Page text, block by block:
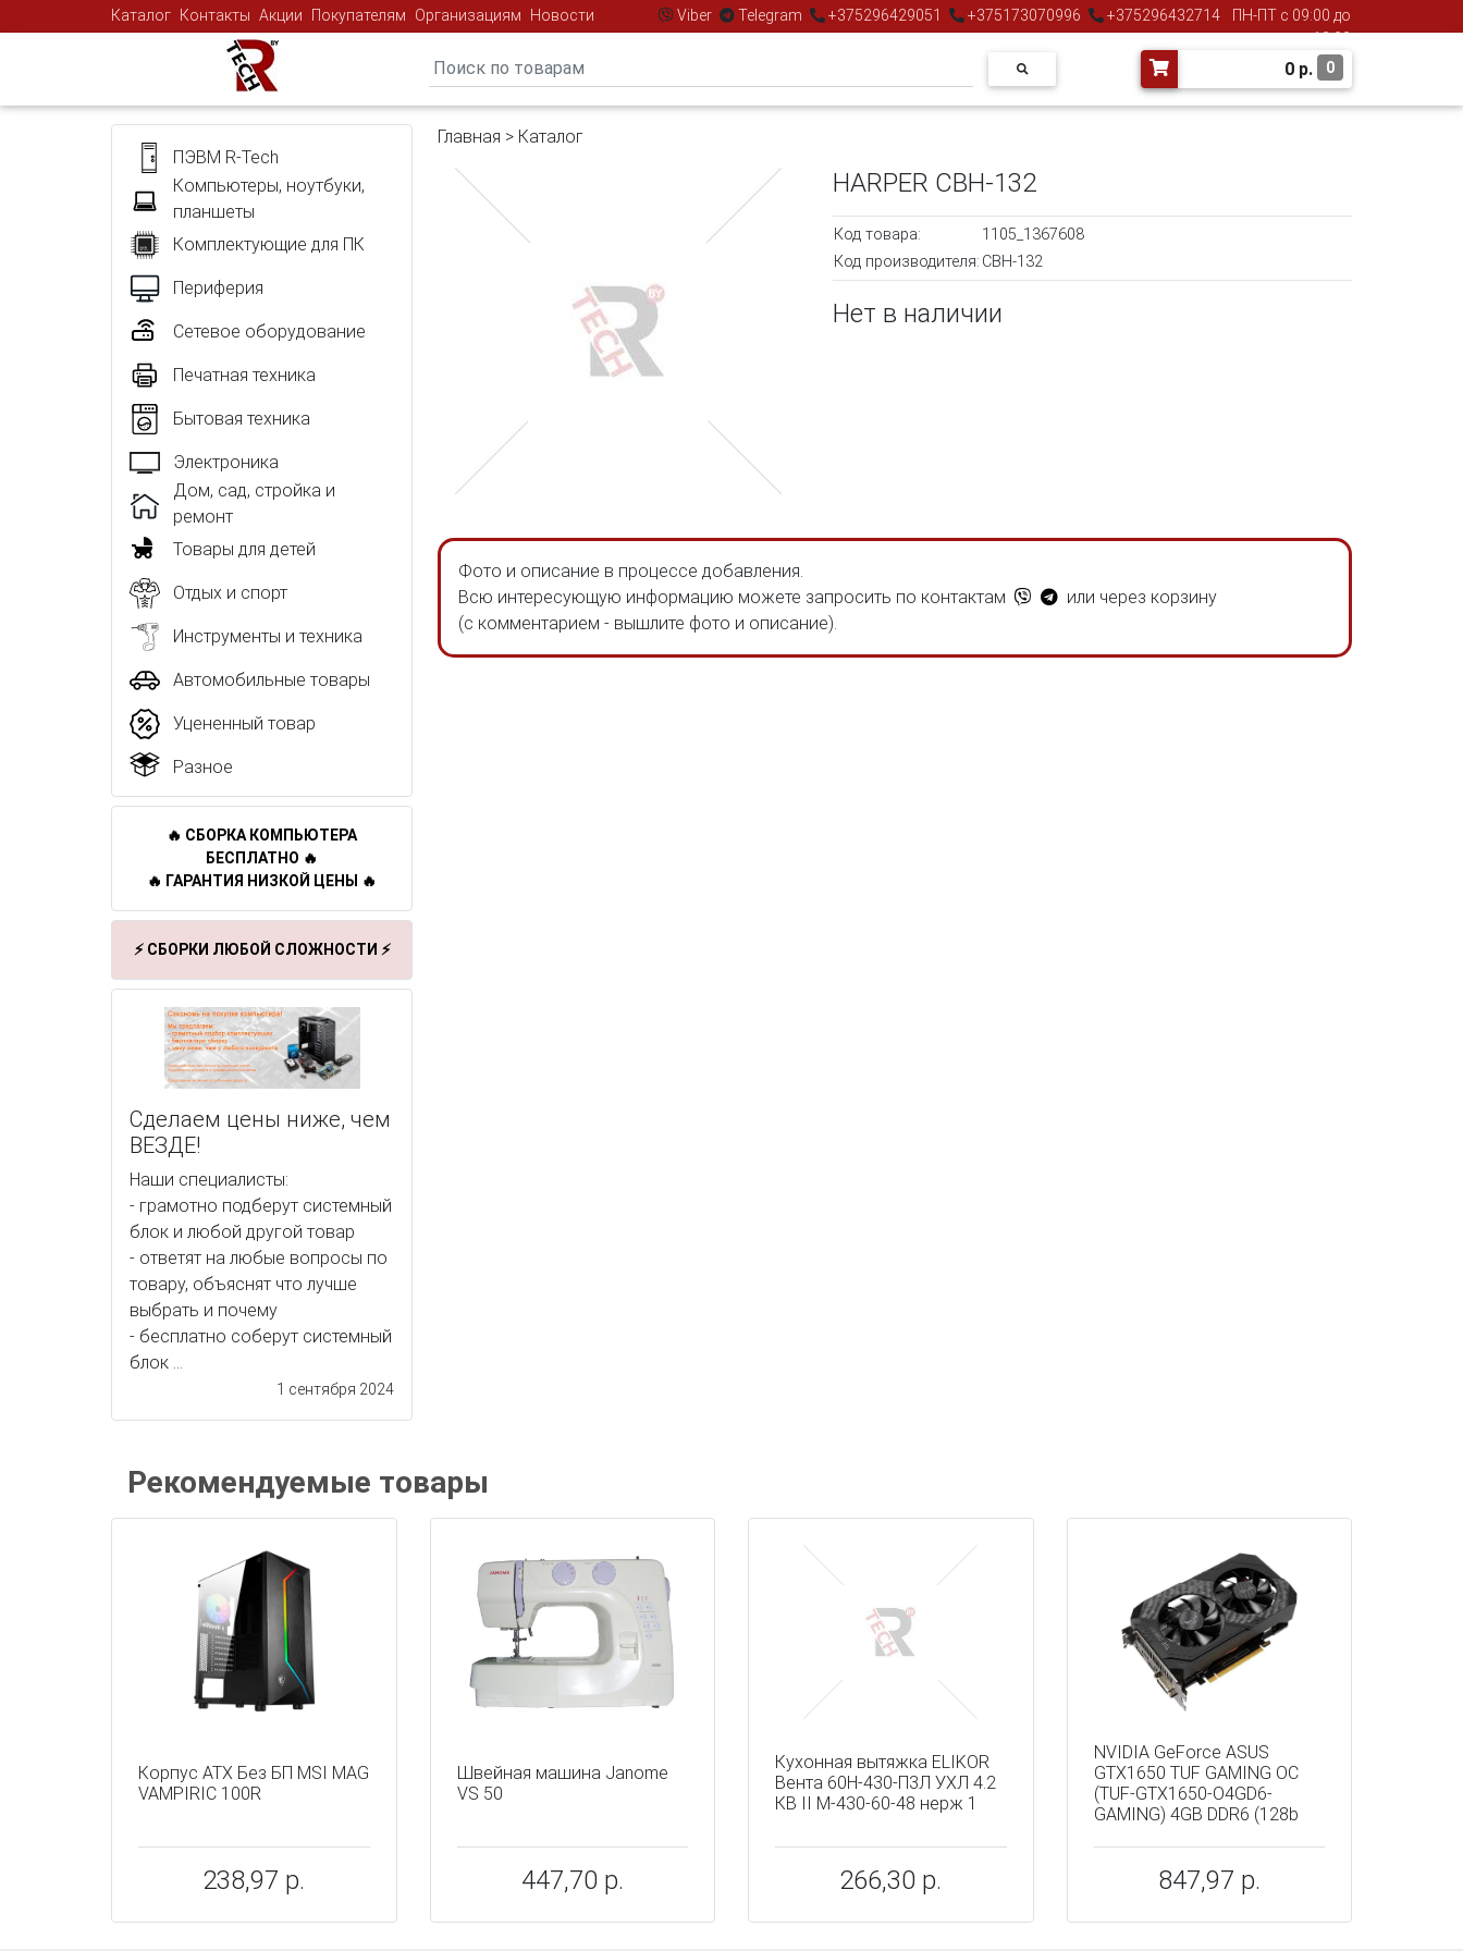
Каталог Контакты Акции Покупателям Организациям Новости Viber Telegram +375296429051 +375173070996 +375296432714
ПН-ПТ с 09:00 до
18:00
0 р. 0
ПЭВМ R-Tech
Компьютеры, ноутбуки,
планшеты
Комплектующие для ПК
Периферия
Сетевое оборудование
Печатная техника
Бытовая техника
Электроника
Дом, сад, стройка и
ремонт
Товары для детей
Отдых и спорт
Инструменты и техника
Автомобильные товары
Уцененный товар
Разное
🔥 СБОРКА КОМПЬЮТЕРА
БЕСПЛАТНО 🔥
🔥 ГАРАНТИЯ НИЗКОЙ ЦЕНЫ 🔥
⚡ СБОРКИ ЛЮБОЙ СЛОЖНОСТИ ⚡
Сделаем цены ниже, чем
ВЕЗДЕ!
Наши специалисты:
- грамотно подберут системный
блок и любой другой товар
- ответят на любые вопросы по
товару, объяснят что лучше
выбрать и почему
- бесплатно соберут системный
блок ...
1 сентября 2024
Главная > Каталог
HARPER CBH-132
Код товара:
1105_1367608
Код производителя: CBH-132
Нет в наличии
Фото и описание в процессе добавления.
Всю интересующую информацию можете запросить по контактам
или через корзину
(с комментарием - вышлите фото и описание).
Рекомендуемые товары
Корпус ATX Без БП MSI MAG
VAMPIRIC 100R
238,97 р.
Швейная машина Janome
VS 50
447,70 р.
Кухонная вытяжка ELIKOR
Вента 60Н-430-П3Л УХЛ 4.2
КВ II М-430-60-48 нерж 1
266,30 р.
NVIDIA GeForce ASUS
GTX1650 TUF GAMING OC
(TUF-GTX1650-O4GD6-
GAMING) 4GB DDR6 (128b
847,97 р.